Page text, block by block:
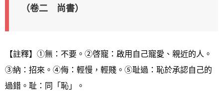
（卷二 尚書）
【註釋】①無：不要。②啓寵：啟用自己寵愛、親近的人。
③納：招來。④侮：輕慢，輕賤。⑤耻過：恥於承認自己的
過錯。耻：同「恥」。